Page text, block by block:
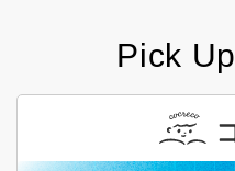
Pick Up